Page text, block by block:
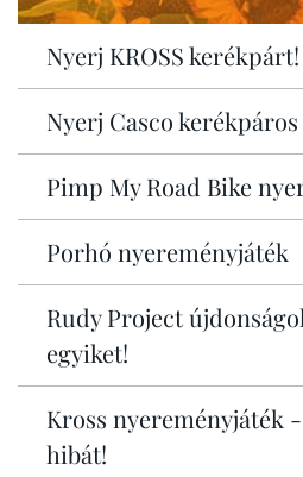
Nyerj KROSS kerékpárt!
Nyerj Casco
Pimp My Road Bike
Porhó nyereményjáték
Rudy Project
egyiket!
Kross nyereményjáték
hibát!